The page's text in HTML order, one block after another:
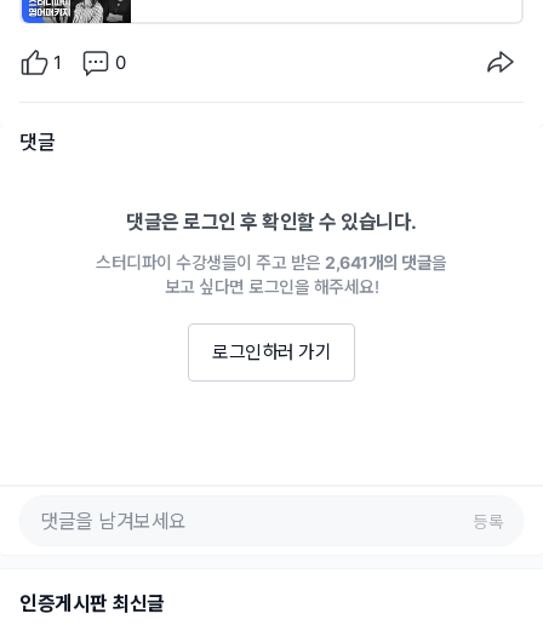
1 0
댓글
댓글은 로그인 후 확인할 수 있습니다.
스터디파이 수강생들이 주고 받은 2,641개의 댓글을
보고 싶다면 로그인을 해주세요!
로그인하러 가기
등록
인증게시판 최신글